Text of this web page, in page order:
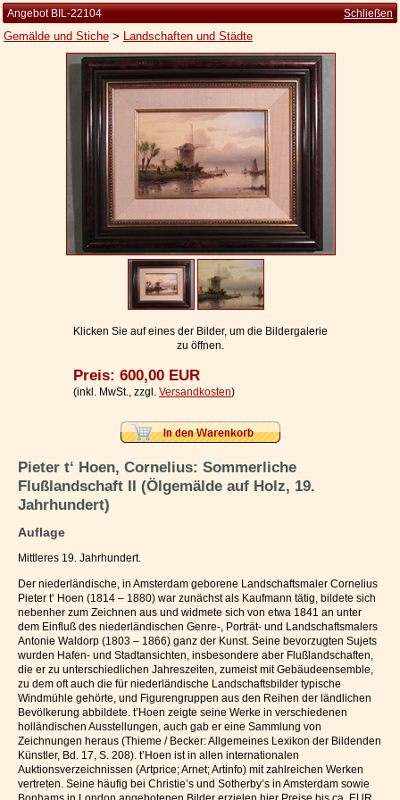
Kleine Kulturgeschichte
Die Brockhaus Auflagen
Die Meyer Auflagen
Zu den Angeboten
Widerrufsbelehrung
Datenschutzerklärung
Ihr Warenkorb
Angebot BIL-22104 Schließen
Gemälde und Stiche> Landschaften und Städte
Klicken Sie auf eines der Bilder, um die Bildergalerie
zu öffnen.
Preis: 600,00 EUR
(inkl. MwSt., zzgl. Versandkosten)
Pieter t‘ Hoen, Cornelius: Sommerliche
Flußlandschaft II (Ölgemälde auf Holz, 19.
Jahrhundert)
Auflage
Mittleres 19. Jahrhundert.
Der niederländische, in Amsterdam geborene Landschaftsmaler Cornelius
Pieter t‘ Hoen (1814 – 1880) war zunächst als Kaufmann tätig, bildete sich
nebenher zum Zeichnen aus und widmete sich von etwa 1841 an unter
dem Einfluß des niederländischen Genre-, Porträt- und Landschaftsmalers
Antonie Waldorp (1803 – 1866) ganz der Kunst. Seine bevorzugten Sujets
wurden Hafen- und Stadtansichten, insbesondere aber Flußlandschaften,
die er zu unterschiedlichen Jahreszeiten, zumeist mit Gebäudeensemble,
zu dem oft auch die für niederländische Landschaftsbilder typische
Windmühle gehörte, und Figurengruppen aus den Reihen der ländlichen
Bevölkerung abbildete. t’Hoen zeigte seine Werke in verschiedenen
holländischen Ausstellungen, auch gab er eine Sammlung von
Zeichnungen heraus (Thieme / Becker: Allgemeines Lexikon der Bildenden
Künstler, Bd. 17, S. 208). t’Hoen ist in allen internationalen
Auktionsverzeichnissen (Artprice; Arnet; Artinfo) mit zahlreichen Werken
vertreten. Seine häufig bei Christie’s und Sotherby’s in Amsterdam sowie